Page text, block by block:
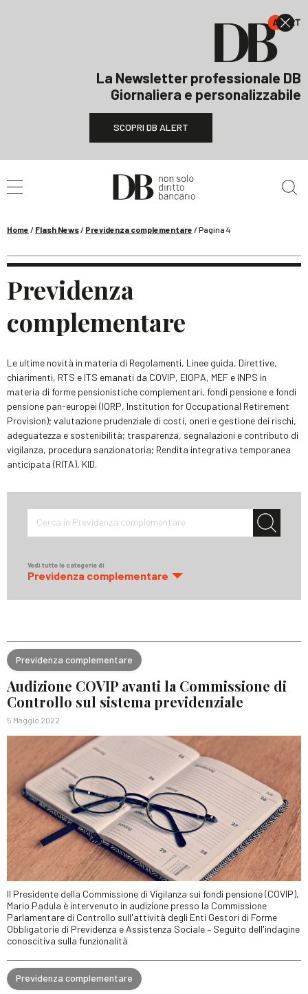
La Newsletter professionale DB
Giornaliera e personalizzabile
SCOPRI DB ALERT
Home / Flash News/ Previdenza complementare /Pagina 4
Previdenza
complementare
Le ultime novità in materia di Regolamenti, Linee guida, Direttive,
chiarimenti, RTS e ITS emanati da COVIP, EIOPA, MEF e INPS in
materia di forme pensionistiche complementari, fondi pensione e fondi
pensione pan-europei (IORP, Institution for Occupational Retirement
Provision); valutazione prudenziale di costi, oneri e gestione dei rischi,
adeguatezza e sostenibilità; trasparenza, segnalazioni e contributo di
vigilanza, procedura sanzionatoria; Rendita integrativa temporanea
anticipata (RITA), KID.
Cerca in Previdenza complementare
Vedi tutte le categorie di
Previdenza complementare
Previdenza complementare
Audizione COVIP avanti la Commissione di
Controllo sul sistema previdenziale
5 Maggio 2022
Il Presidente della Commissione di Vigilanza sui fondi pensione (COVIP),
Mario Padula è intervenuto in audizione presso la Commissione
Parlamentare di Controllo sull'attività degli Enti Gestori di Forme
Obbligatorie di Previdenza e Assistenza Sociale – Seguito dell'indagine
conoscitiva sulla funzionalità
Previdenza complementare